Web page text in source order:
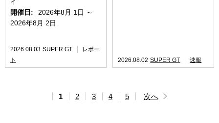
イ
開催日:
2026年8月 1日 ～
2026年8月 2日
2026.08.03 SUPER GT
レポー
ト
2026.08.02 SUPER GT 速報
1 2 3 4 5 次へ